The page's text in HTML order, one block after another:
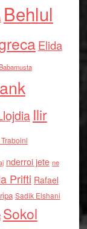
Behlul
Elida
Ilir
nderroi jete ne
Prifti Rafael
Sadik Elshani
Sokol